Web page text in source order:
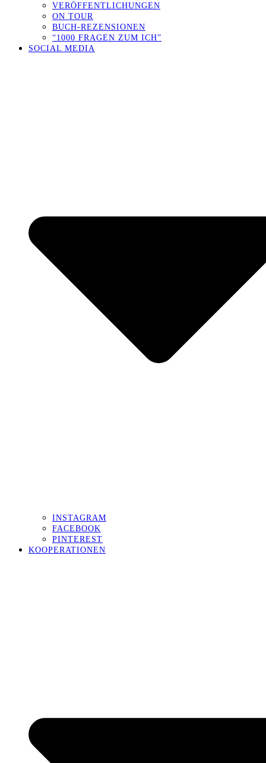
VERÖFFENTLICHUNGEN
ON TOUR
BUCH-REZENSIONEN
“1000 FRAGEN ZUM ICH”
SOCIAL MEDIA
INSTAGRAM
FACEBOOK
PINTEREST
KOOPERATIONEN